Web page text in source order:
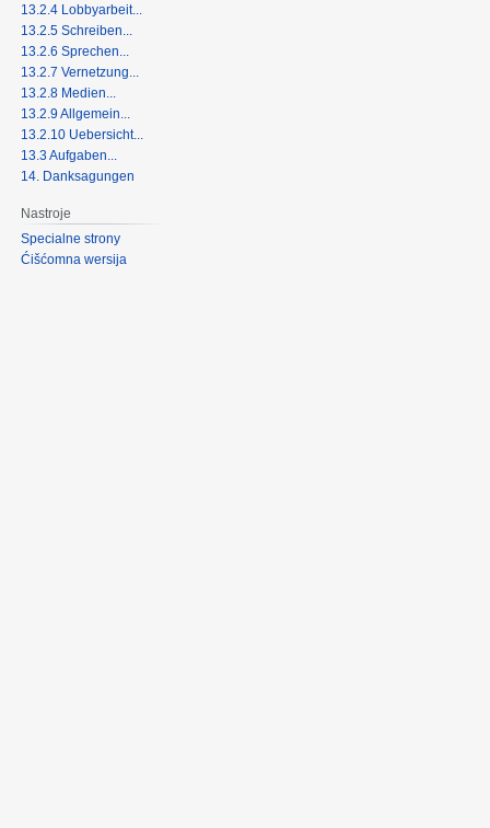
13.2.4 Lobbyarbeit...
13.2.5 Schreiben...
13.2.6 Sprechen...
13.2.7 Vernetzung...
13.2.8 Medien...
13.2.9 Allgemein...
13.2.10 Uebersicht...
13.3 Aufgaben...
14. Danksagungen
Nastroje
Specialne strony
Ćišćomna wersija